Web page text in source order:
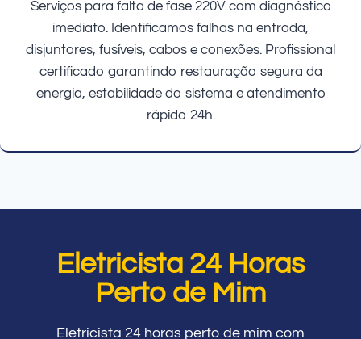
Serviços para falta de fase 220V com diagnóstico
imediato. Identificamos falhas na entrada,
disjuntores, fusíveis, cabos e conexões. Profissional
certificado garantindo restauração segura da
energia, estabilidade do sistema e atendimento
rápido 24h.
Eletricista 24 Horas
Perto de Mim
Eletricista 24 horas perto de mim com